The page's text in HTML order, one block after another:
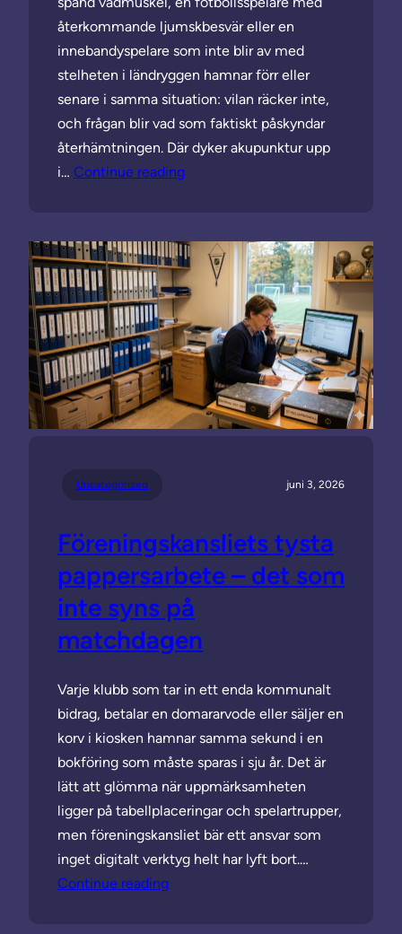
återkommande ljumskbesvär eller en
innebandyspelare som inte blir av med
stelheten i ländryggen hamnar förr eller
senare i samma situation: vilan räcker inte,
och frågan blir vad som faktiskt påskyndar
återhämtningen. Där dyker akupunktur upp
i… Continue reading
Uncategorized juni 3, 2026
Föreningskansliets tysta
pappersarbete – det som
inte syns på
matchdagen
Varje klubb som tar in ett enda kommunalt
bidrag, betalar en domararvode eller säljer en
korv i kiosken hamnar samma sekund i en
bokföring som måste sparas i sju år. Det är
lätt att glömma när uppmärksamheten
ligger på tabellplaceringar och spelartrupper,
men föreningskansliet bär ett ansvar som
inget digitalt verktyg helt har lyft bort.…
Continue reading